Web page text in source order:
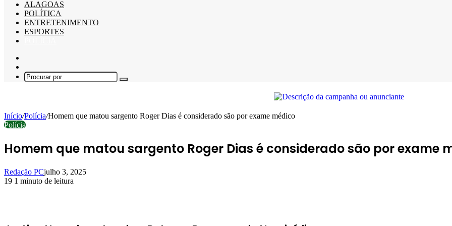
ALAGOAS
POLÍTICA
ENTRETENIMENTO
ESPORTES
skin
Procurar
Início/Polícia/Homem que matou sargento Roger Dias é considerado são por exame médico
Polícia
Homem que matou sargento Roger Dias é considerado são por exame
Redação PCjulho 3, 2025
19 1 minuto de leitura